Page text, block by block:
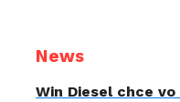
News
Win Diesel chce